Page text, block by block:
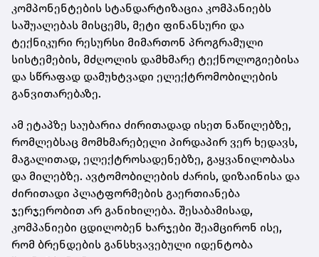
კომპონენტების სტანდარტიზაცია კომპანიებს
საშუალებას მისცემს, მეტი ფინანსური და
ტექნიკური რესურსი მიმართონ პროგრამული
სისტემების, მძღოლის დამხმარე ტექნოლოგიებისა
და სწრაფად დამუხტვადი ელექტრომობილების
განვითარებაზე.
ამ ეტაპზე საუბარია ძირითადად ისეთ ნაწილებზე,
რომლებსაც მომხმარებელი პირდაპირ ვერ ხედავს,
მაგალითად, ელექტროსადენებზე, გაყვანილობასა
და მილებზე. ავტომობილების ძარის, დიზაინისა და
ძირითადი პლატფორმების გაერთიანება
ჯერჯერობით არ განიხილება. შესაბამისად,
კომპანიები ცდილობენ ხარჯები შეამცირონ ისე,
რომ ბრენდების განსხვავებული იდენტობა